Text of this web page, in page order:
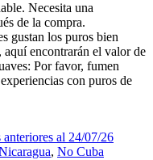
Necesita una
de la compra.
gustan los puros bien
encontrarán el valor de
Por favor, fumen
con puros de
al 24/07/26
, No Cuba